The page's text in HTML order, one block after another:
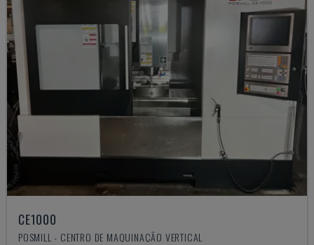
CE1000
POSMILL - CENTRO DE MAQUINAÇÃO VERTICAL